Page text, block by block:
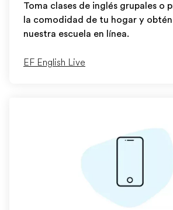
Toma clases de inglés grupales o
la comodidad de tu hogar y
nuestra escuela en línea.
EF English Live